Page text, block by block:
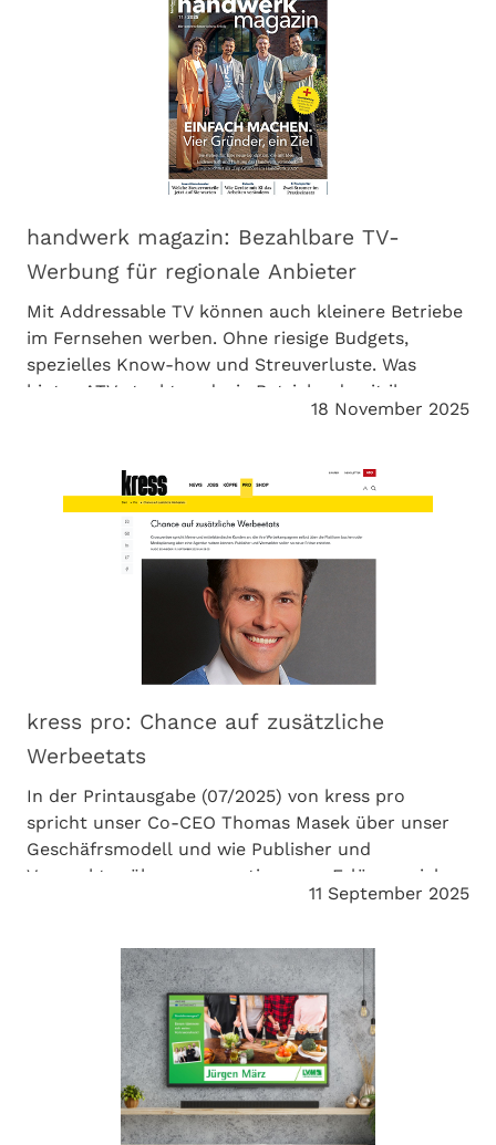
handwerk magazin: Bezahlbare TV-
Werbung für regionale Anbieter
Mit Addressable TV können auch kleinere Betriebe
im Fernsehen werben. Ohne riesige Budgets,
spezielles Know-how und Streuverluste. Was
hinter ATV steckt und wie Betriebe damit ihre
Bekanntheit in der Region steigern können, verrät
18 November 2025
kress pro: Chance auf zusätzliche
Werbeetats
In der Printausgabe (07/2025) von kress pro
spricht unser Co-CEO Thomas Masek über unser
Geschäfrsmodell und wie Publisher und
Vermarkter über crossvertise neue Erlöse erzielen.
11 September 2025